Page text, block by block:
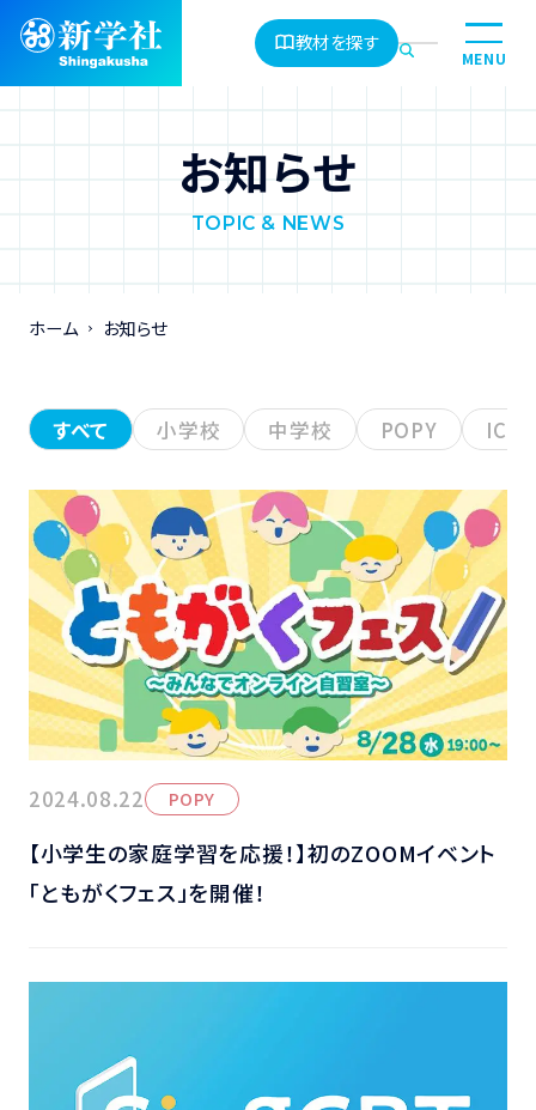
教材を探す
MENU
お知らせ
TOPIC & NEWS
ホーム お知らせ
すべて 小学校 中学校 POPY ICT
2024.08.22 POPY
【小学生の家庭学習を応援！】初のZOOMイベント
「ともがくフェス」を開催！